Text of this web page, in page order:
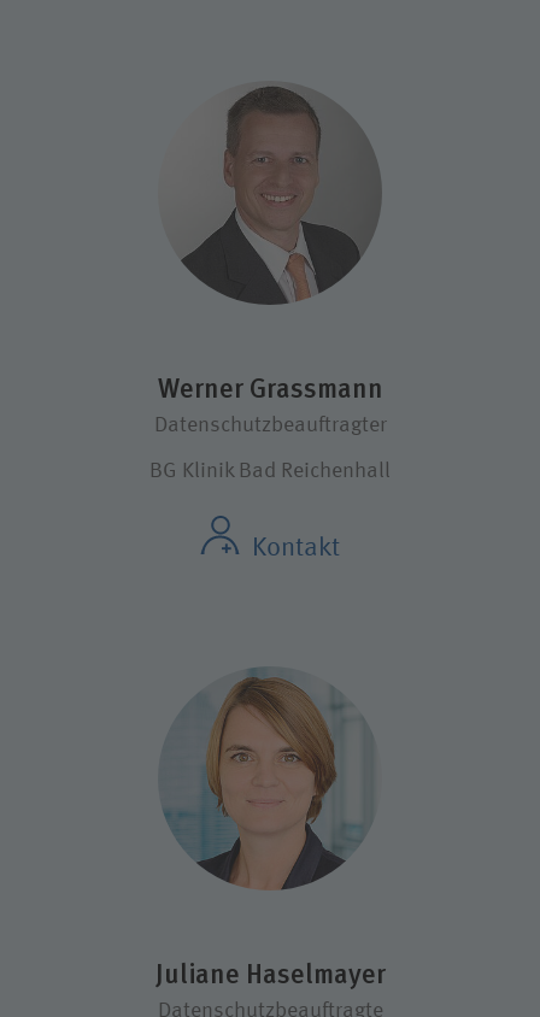
Werner Grassmann
Datenschutzbeauftragter
BG Klinik Bad Reichenhall
Kontakt
Juliane Haselmayer
Datenschutzbeauftragte